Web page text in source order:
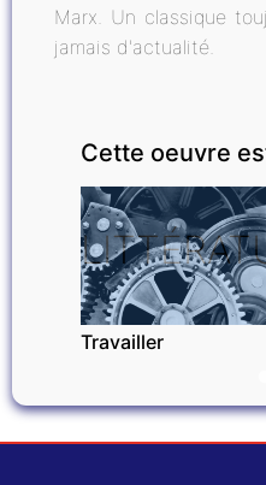
Marx. Un classique
jamais d'actualité.
Cette oeuvre
Travailler